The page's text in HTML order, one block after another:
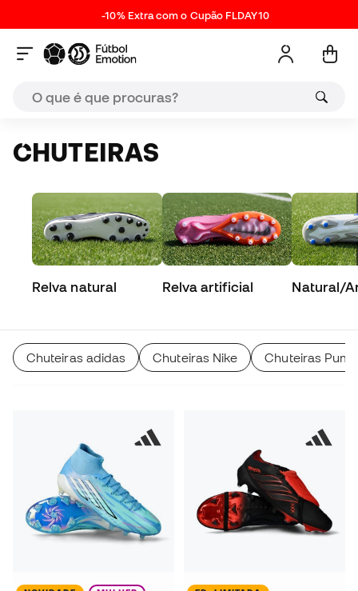
-10% Extra com o Cupão FLDAY10
CHUTEIRAS
Relva natural Relva artificial Natural/
Chuteiras adidas Chuteiras Nike Chuteiras Puma